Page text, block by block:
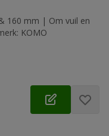
160 mm | Om vuil en
KOMO